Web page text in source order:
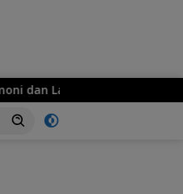
Maju